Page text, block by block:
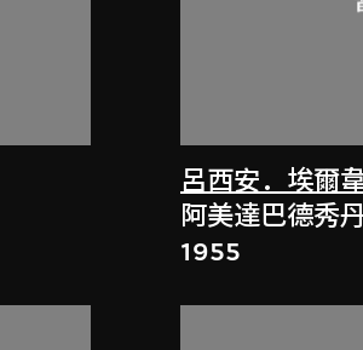
呂西安．埃爾
阿美達巴德秀
1955